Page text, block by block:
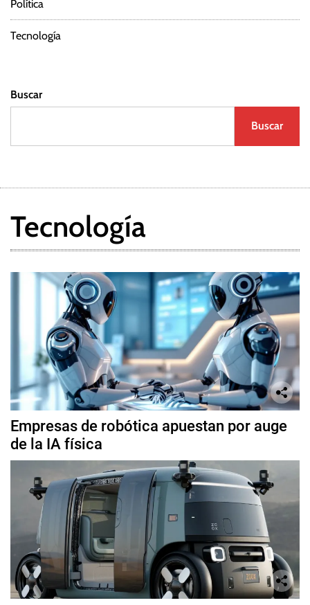
Política
Tecnología
Buscar
Buscar
Tecnología
Empresas de robótica apuestan por auge
de la IA física